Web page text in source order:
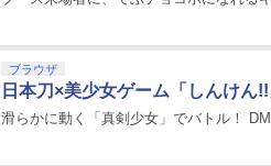
ブラウザ
日本刀×美少女ゲーム「しんけん
滑らかに動く「真剣少女」でバトル！